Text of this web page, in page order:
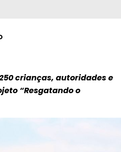
crianças, autoridades e
“Resgatando o